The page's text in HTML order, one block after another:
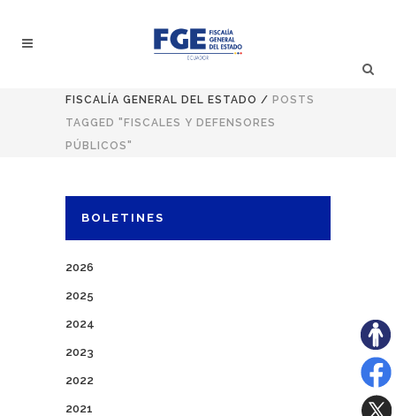
FISCALÍA GENERAL DEL ESTADO / POSTS
TAGGED "FISCALES Y DEFENSORES
PÚBLICOS"
BOLETINES
2026
2025
2024
2023
2022
2021